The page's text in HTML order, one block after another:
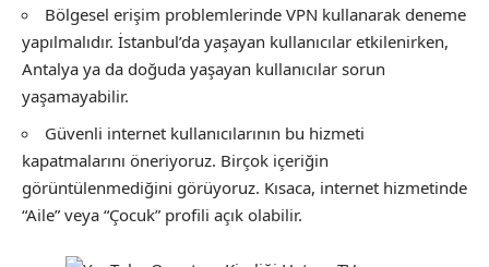
Bölgesel erişim problemlerinde VPN kullanarak deneme
yapılmalıdır. İstanbul’da yaşayan kullanıcılar etkilenirken,
Antalya ya da doğuda yaşayan kullanıcılar sorun
yaşamayabilir.
Güvenli internet kullanıcılarının bu hizmeti
kapatmalarını öneriyoruz. Birçok içeriğin
görüntülenmediğini görüyoruz. Kısaca, internet hizmetinde
“Aile” veya “Çocuk” profili açık olabilir.